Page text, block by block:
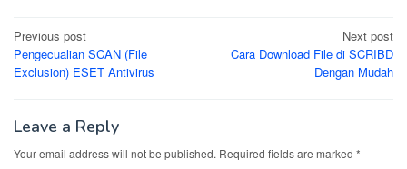
Post
navigation
Previous post
Pengecualian SCAN (File
Exclusion) ESET Antivirus
Next post
Cara Download File di SCRIBD
Dengan Mudah
Leave a Reply
Your email address will not be published. Required fields are marked *